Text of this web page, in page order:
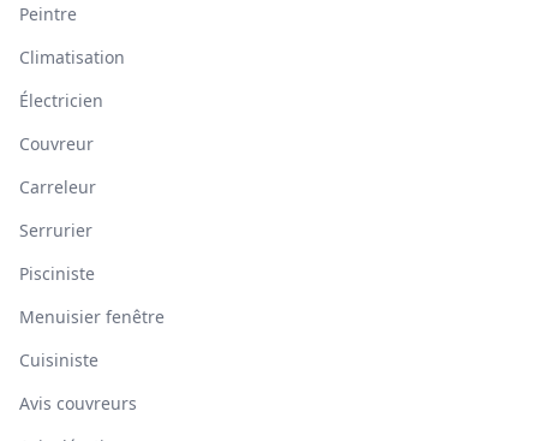
Peintre
Climatisation
Électricien
Couvreur
Carreleur
Serrurier
Pisciniste
Menuisier fenêtre
Cuisiniste
Avis couvreurs